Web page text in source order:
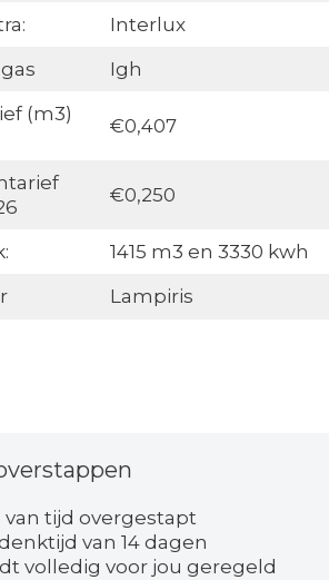
Interlux
Igh
(m3)
€0,407
€0,250
1415 m3 en 3330 kwh
Lampiris
tijd overgestapt
van 14 dagen
volledig voor jou geregeld